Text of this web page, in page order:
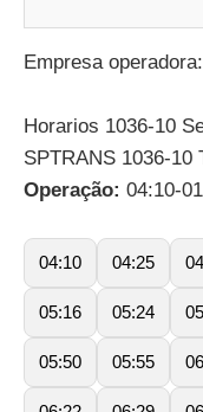
Empresa
Horarios 1036-10
SPTRANS 1036-10
Operação: 04:10-
04:10 04:25
05:16 05:24
05:50 05:55